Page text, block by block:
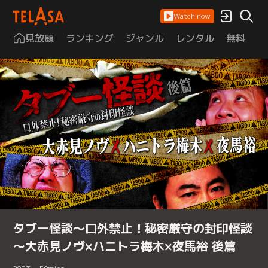
Watch now
見放題 ランキング ジャンル レンタル 無料
タブー怪談～口外禁止！秘密厳守の封印怪談
～大赤見ノヴ×ハニトラ梅木×夜馬裕 後篇